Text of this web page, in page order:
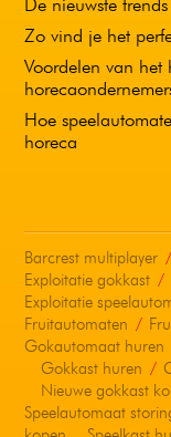
De nieuwste
Zo vind je het
Voordelen van het
Hoe
horeca
Barcrest multiplayer
Exploitatie gokkast
Exploitatie
Fruitautomaten
Gokautomaat huren
Gokkast huren
Nieuwe gokkast
Speelautomaat